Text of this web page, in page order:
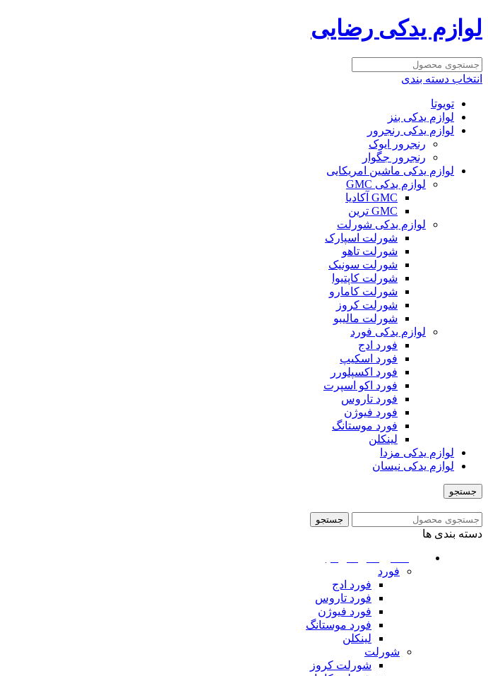
لوازم یدکی رضایی
انتخاب دسته بندی
تویوتا
لوازم یدکی بنز
لوازم یدکی رنجرور
رنجرور ایوک
رنجرور جگوار
لوازم یدکی ماشین امریکایی
لوازم یدکی GMC
GMC آکادیا
GMC ترین
لوازم یدکی شورلت
شورلت اسپارک
شورلت تاهو
شورلت سونیک
شورلت کاپتیوا
شورلت کامارو
شورلت کروز
شورلت مالیبو
لوازم یدکی فورد
فورد ادج
فورد اسکیپ
فورد اکسپلورر
فورد اکو اسپرت
فورد تاروس
فورد فیوژن
فورد موستانگ
لینکلن
لوازم یدکی مزدا
لوازم یدکی نیسان
جستجو
جستجو
دسته بندی ها
فورد
فورد ادج
فورد تاروس
فورد فیوژن
فورد موستانگ
لینکلن
شورلت
شورلت کروز